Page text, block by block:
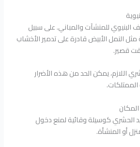
البنيوي للمنشآت والمباني. على سبيل
مثل النمل الأبيض قادرة على تدمير الأخشاب
قصير.
اللازم، يمكن الحد من هذه الأضرار
الحشري كوسيلة وقائية لمنع دخول
أو المنشأة.